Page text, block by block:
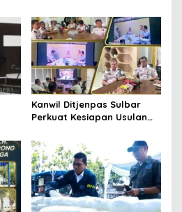
M
Kanwil Ditjenpas Sulbar
Perkuat Kesiapan Usulan